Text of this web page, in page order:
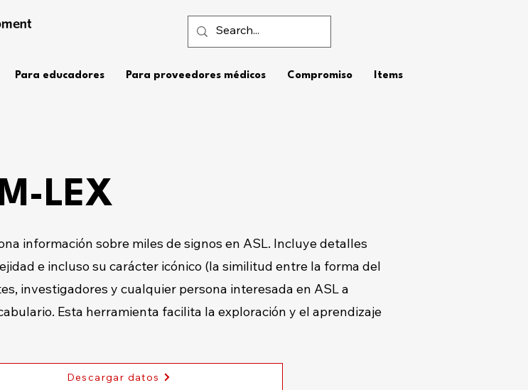
Para educadores Para proveedores médicos Compromiso Items
LEX
información sobre miles de signos en ASL. Incluye detalles
e incluso su carácter icónico (la similitud entre la forma del
investigadores y cualquier persona interesada en ASL a
Esta herramienta facilita la exploración y el aprendizaje
Descargar datos